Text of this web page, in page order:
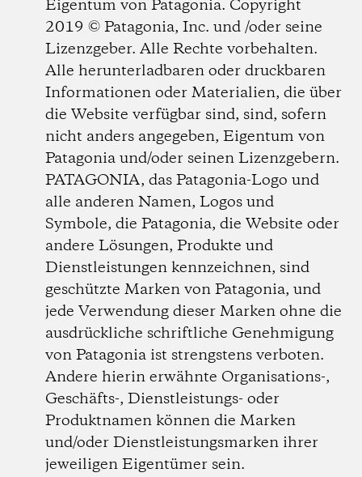
Eigentum von Patagonia. Copyright
2019 © Patagonia, Inc. und /oder seine
Lizenzgeber. Alle Rechte vorbehalten.
Alle herunterladbaren oder druckbaren
Informationen oder Materialien, die über
die Website verfügbar sind, sind, sofern
nicht anders angegeben, Eigentum von
Patagonia und/oder seinen Lizenzgebern.
PATAGONIA, das Patagonia-Logo und
alle anderen Namen, Logos und
Symbole, die Patagonia, die Website oder
andere Lösungen, Produkte und
Dienstleistungen kennzeichnen, sind
geschützte Marken von Patagonia, und
jede Verwendung dieser Marken ohne die
ausdrückliche schriftliche Genehmigung
von Patagonia ist strengstens verboten.
Andere hierin erwähnte Organisations-,
Geschäfts-, Dienstleistungs- oder
Produktnamen können die Marken
und/oder Dienstleistungsmarken ihrer
jeweiligen Eigentümer sein.